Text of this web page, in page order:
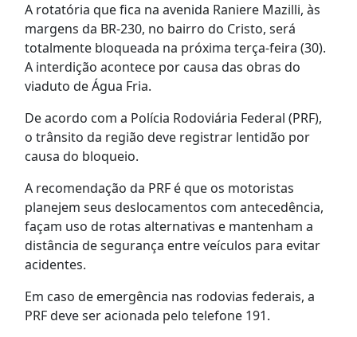
A rotatória que fica na avenida Raniere Mazilli, às
margens da BR-230, no bairro do Cristo, será
totalmente bloqueada na próxima terça-feira (30).
A interdição acontece por causa das obras do
viaduto de Água Fria.
De acordo com a Polícia Rodoviária Federal (PRF),
o trânsito da região deve registrar lentidão por
causa do bloqueio.
A recomendação da PRF é que os motoristas
planejem seus deslocamentos com antecedência,
façam uso de rotas alternativas e mantenham a
distância de segurança entre veículos para evitar
acidentes.
Em caso de emergência nas rodovias federais, a
PRF deve ser acionada pelo telefone 191.